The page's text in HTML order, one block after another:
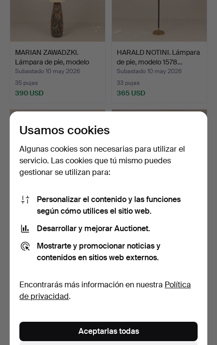
MARIAN ZAWADZKI.
Lámpara de pie, modelo
gr…
Subastado 10 may 2026
35 pujas
390 USD
HARALD NOTINI. Lámpara
de pie, modelo 1578…
Subastado 10 may 2026
33 pujas
365 USD
LÁMPARA DE PIE, teca,
LATÓN, segunda mitad…
Subastado 2 may 2026
1 puja
32 USD
LÁMPARA DE PIE, metal,
1960/70.
9 pujas
80 USD
Usamos cookies
Algunas cookies son necesarias para utilizar el
servicio. Las cookies que tú mismo puedes
gestionar se utilizan para:
Personalizar el contenido y las funciones
según cómo utilices el sitio web.
Desarrollar y mejorar Auctionet.
Mostrarte y promocionar noticias y
contenidos en sitios web externos.
Encontrarás más información en nuestra Política
de privacidad.
Aceptarlas todas